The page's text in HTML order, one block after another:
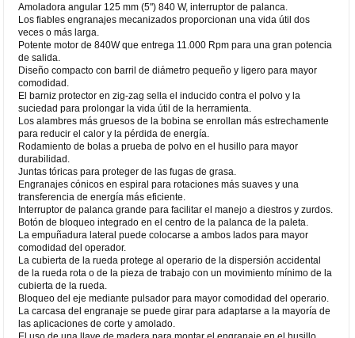
Amoladora angular 125 mm (5") 840 W, interruptor de palanca.
Los fiables engranajes mecanizados proporcionan una vida útil dos
veces o más larga.
Potente motor de 840W que entrega 11.000 Rpm para una gran potencia
de salida.
Diseño compacto con barril de diámetro pequeño y ligero para mayor
comodidad.
El barniz protector en zig-zag sella el inducido contra el polvo y la
suciedad para prolongar la vida útil de la herramienta.
Los alambres más gruesos de la bobina se enrollan más estrechamente
para reducir el calor y la pérdida de energía.
Rodamiento de bolas a prueba de polvo en el husillo para mayor
durabilidad.
Juntas tóricas para proteger de las fugas de grasa.
Engranajes cónicos en espiral para rotaciones más suaves y una
transferencia de energía más eficiente.
Interruptor de palanca grande para facilitar el manejo a diestros y zurdos.
Botón de bloqueo integrado en el centro de la palanca de la paleta.
La empuñadura lateral puede colocarse a ambos lados para mayor
comodidad del operador.
La cubierta de la rueda protege al operario de la dispersión accidental
de la rueda rota o de la pieza de trabajo con un movimiento mínimo de la
cubierta de la rueda.
Bloqueo del eje mediante pulsador para mayor comodidad del operario.
La carcasa del engranaje se puede girar para adaptarse a la mayoría de
las aplicaciones de corte y amolado.